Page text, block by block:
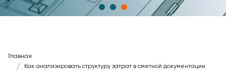
Главная
Как анализировать структуру затрат в сметной документации